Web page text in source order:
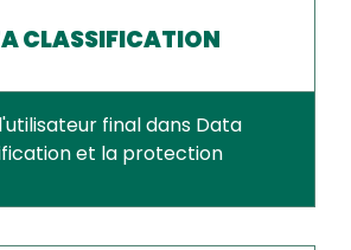
CLASSIFICATION
final dans Data
et la protection